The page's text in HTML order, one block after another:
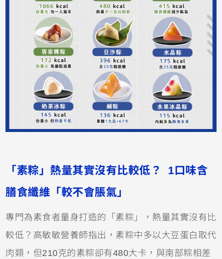
「素粽」熱量其實沒有比較低？ 1口味含
膳食纖維「較不會脹氣」
專門為素食者量身打造的「素粽」，熱量其實沒有比
較低？高敏敏營養師指出，素粽中多以大豆蛋白取代
肉類，但210克的素粽卻有480大卡，與南部粽相差